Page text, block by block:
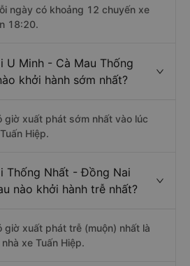
ngày có khoảng 12 chuyến xe
18:20.
U Minh - Cà Mau Thống
khởi hành sớm nhất?
giờ xuất phát sớm nhất vào lúc
Hiệp.
Thống Nhất - Đồng Nai
nào khởi hành trễ nhất?
giờ xuất phát trễ (muộn) nhất là
xe Tuấn Hiệp.